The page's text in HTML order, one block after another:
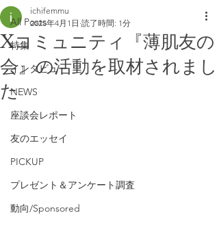
All Posts
特集
インタビュー
NEWS
座談会レポート
友のエッセイ
PICKUP
プレゼント＆アンケート調査
動向/Sponsored
Xコミュニティ『薄肌友の
会』の活動を取材されまし
た
ichifemmu
2025年4月1日 読了時間: 1分